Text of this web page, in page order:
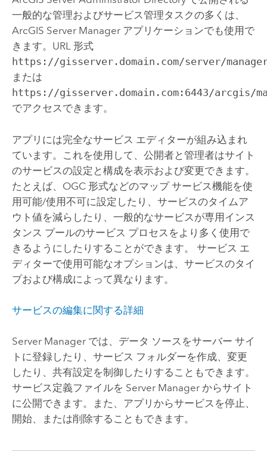
一般的な管理およびサービス管理タスクの多くは、
ArcGIS ServerManager アプリケーションでも使用で
きます。URL 形式
https://gisserver.domain.com/server/
または
https://gisserver.domain.com:6443/arcgis/
でアクセスできます。
アプリには完全なサービス エディターが組み込まれ
ています。これを使用して、公開者と管理者はサイト
のサービスの設定と構成を表示および変更できます。
たとえば、OGC 形式などのマップ サービス機能を使
用可能/使用不可に設定したり、サービスのタイムア
ウト値を減らしたり、一般的なサービスが専用インス
タンス プールのサービス プロセスをより多く使用で
きるようにしたりすることができます。 サービス エ
ディターで使用可能なオプションは、サービスのタイ
プおよび構成によって異なります。
サービスの編集に関する詳細
Server Managerでは、データ ソースをサーバー サイ
トに登録したり、サービス フォルダーを作成、変更
したり、共有設定を制御したりすることもできます。
サービス定義ファイルを Server Managerからサイト
に公開できます。また、アプリからサービスを停止、
開始、または削除することもできます。